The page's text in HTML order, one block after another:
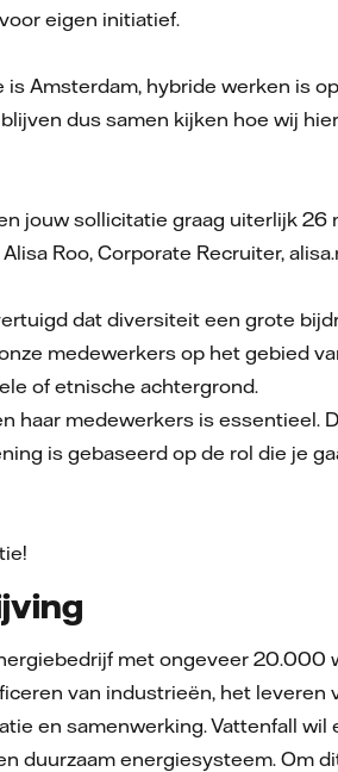
eigen initiatief.
Amsterdam, hybride werken is
dus samen kijken hoe wij
jouw sollicitatie graag uiterlijk
Roo, Corporate Recruiter,
dat diversiteit een grote
medewerkers op het gebied
of etnische achtergrond.
haar medewerkers is
is gebaseerd op de rol die je
met ongeveer 20.000
van industrieën, het
en samenwerking. Vattenfall
duurzaam energiesysteem. Om